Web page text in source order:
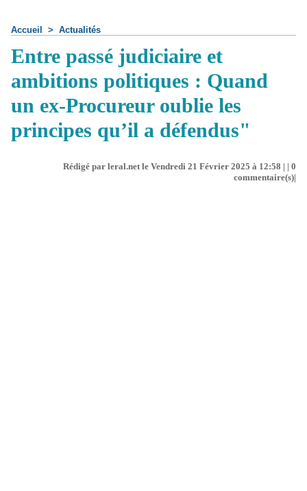
Accueil > Actualités
Entre passé judiciaire et
ambitions politiques : Quand
un ex-Procureur oublie les
principes qu’il a défendus"
Rédigé par leral.net le Vendredi 21 Février 2025 à 12:58 | | 0
commentaire(s)|